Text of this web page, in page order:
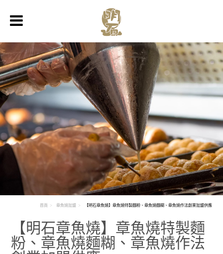
首頁 章魚燒加盟 【明石章魚燒】章魚燒特製麵粉、章魚燒麵糊、章魚燒作法創業加盟供應
【明石章魚燒】章魚燒特製麵
粉、章魚燒麵糊、章魚燒作法